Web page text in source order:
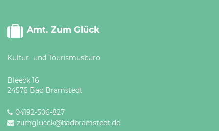
Amt. Zum Glück
Kultur- und Tourismusbüro
Bleeck 16
24576 Bad Bramstedt
04192-506-827
zumglueck@badbramstedt.de